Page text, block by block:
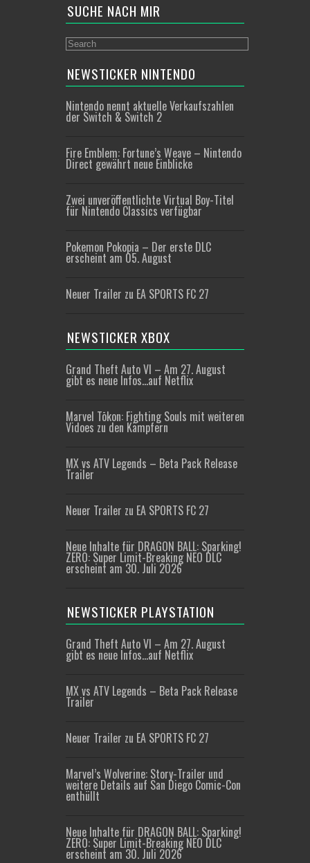
SUCHE NACH MIR
NEWSTICKER NINTENDO
Nintendo nennt aktuelle Verkaufszahlen
der Switch & Switch 2
Fire Emblem: Fortune’s Weave – Nintendo
Direct gewährt neue Einblicke
Zwei unveröffentlichte Virtual Boy-Titel
für Nintendo Classics verfügbar
Pokemon Pokopia – Der erste DLC
erscheint am 05. August
Neuer Trailer zu EA SPORTS FC 27
NEWSTICKER XBOX
Grand Theft Auto VI – Am 27. August
gibt es neue Infos…auf Netflix
Marvel Tōkon: Fighting Souls mit weiteren
Vidoes zu den Kämpfern
MX vs ATV Legends – Beta Pack Release
Trailer
Neuer Trailer zu EA SPORTS FC 27
Neue Inhalte für DRAGON BALL: Sparking!
ZERO: Super Limit-Breaking NEO DLC
erscheint am 30. Juli 2026
NEWSTICKER PLAYSTATION
Grand Theft Auto VI – Am 27. August
gibt es neue Infos…auf Netflix
MX vs ATV Legends – Beta Pack Release
Trailer
Neuer Trailer zu EA SPORTS FC 27
Marvel’s Wolverine: Story-Trailer und
weitere Details auf San Diego Comic-Con
enthüllt
Neue Inhalte für DRAGON BALL: Sparking!
ZERO: Super Limit-Breaking NEO DLC
erscheint am 30. Juli 2026